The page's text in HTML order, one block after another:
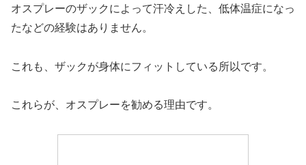
オスプレーのザックによって汗冷えした、低体温症になっ
たなどの経験はありません。
これも、ザックが身体にフィットしている所以です。
これらが、オスプレーを勧める理由です。